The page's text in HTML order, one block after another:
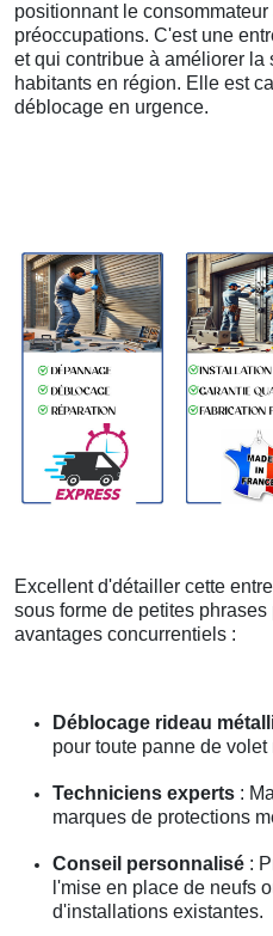
positionnant le
préoccupations. C'est une
et qui contribue à améliorer la
habitants en région. Elle est
déblocage en urgence.
Excellent d'détailler cette
sous forme de petites
avantages concurrentiels :
Déblocage rideau
pour toute panne de
Techniciens experts :
marques de protections
Conseil personnalisé :
l'mise en place de neufs
d'installations existantes.